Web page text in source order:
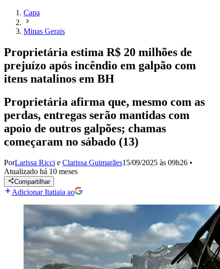
Capa
Minas Gerais
Proprietária estima R$ 20 milhões de
prejuízo após incêndio em galpão com
itens natalinos em BH
Proprietária afirma que, mesmo com as
perdas, entregas serão mantidas com
apoio de outros galpões; chamas
começaram no sábado (13)
PorLarissa Ricci e Clarissa Guimarães15/09/2025 às 09h26 •
Atualizado há 10 meses
Compartilhar
Adicionar Itatiaia ao